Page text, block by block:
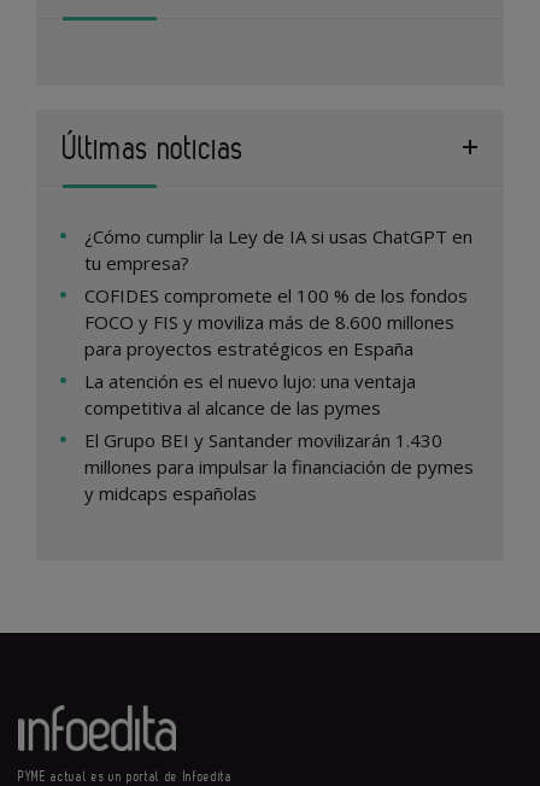
Últimas noticias
¿Cómo cumplir la Ley de IA si usas ChatGPT en
tu empresa?
COFIDES compromete el 100 % de los fondos
FOCO y FIS y moviliza más de 8.600 millones
para proyectos estratégicos en España
La atención es el nuevo lujo: una ventaja
competitiva al alcance de las pymes
El Grupo BEI y Santander movilizarán 1.430
millones para impulsar la financiación de pymes
y midcaps españolas
PYME actual es un portal de Infoedita